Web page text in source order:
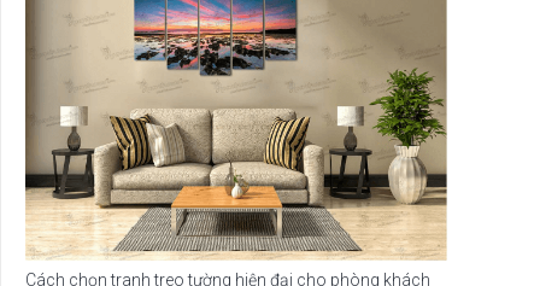
Cách chọn tranh treo tường hiện đại cho phòng khách